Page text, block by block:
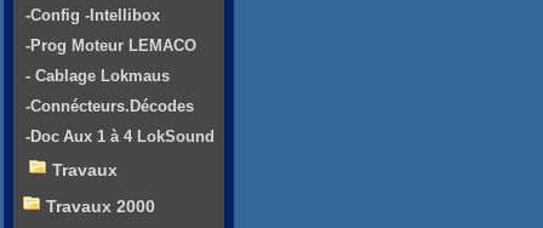
-Config -Intellibox
-Prog Moteur LEMACO
- Cablage Lokmaus
-Connécteurs.Décodes
-Doc Aux 1 à 4 LokSound
Travaux
Travaux 2000